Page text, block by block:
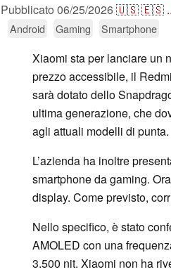
Pubblicato 06/25/2026🇺🇸🇪🇸
Android Gaming Smartphone
Xiaomi sta per lanciare un
prezzo accessibile, il
sarà dotato dello
ultima generazione, che
agli attuali modelli di punta.
L’azienda ha inoltre
smartphone da gaming.
display. Come previsto,
Nello specifico, è stato
AMOLED con una
3.500 nit. Xiaomi non ha